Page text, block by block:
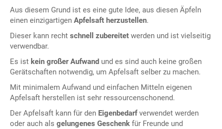
Aus diesem Grund ist es eine gute Idee, aus diesen Äpfeln
einen einzigartigen Apfelsaft herzustellen.
Dieser kann recht schnell zubereitet werden und ist vielseitig
verwendbar.
Es ist kein großer Aufwand und es sind auch keine großen
Gerätschaften notwendig, um Apfelsaft selber zu machen.
Mit minimalem Aufwand und einfachen Mitteln eigenen
Apfelsaft herstellen ist sehr ressourcenschonend.
Der Apfelsaft kann für den Eigenbedarfverwendet werden
oder auch als gelungenes Geschenk für Freunde und